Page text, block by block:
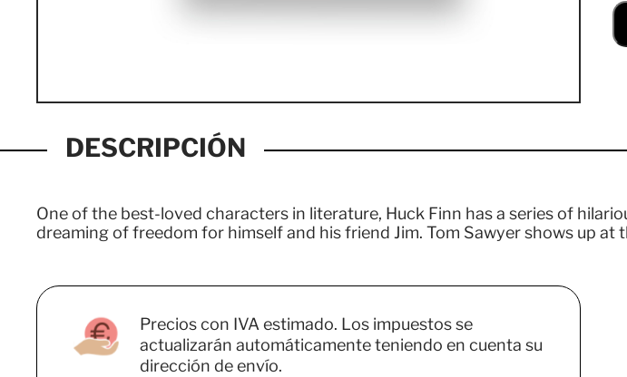
DESCRIPCIÓN
One of the best-loved characters in literature, Huck Finn has a series of
dreaming of freedom for himself and his friend Jim. Tom Sawyer shows up at
Precios con IVA estimado. Los impuestos se
actualizarán automáticamente teniendo en cuenta su
dirección de envío.